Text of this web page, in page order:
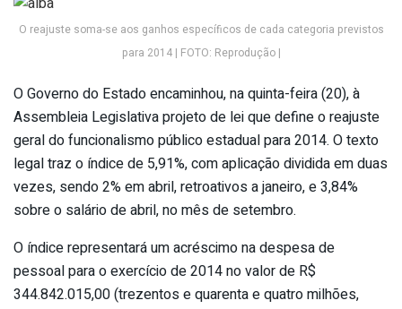
O reajuste soma-se aos ganhos específicos de cada categoria previstos
para 2014 | FOTO: Reprodução |
O Governo do Estado encaminhou, na quinta-feira (20), à
Assembleia Legislativa projeto de lei que define o reajuste
geral do funcionalismo público estadual para 2014. O texto
legal traz o índice de 5,91%, com aplicação dividida em duas
vezes, sendo 2% em abril, retroativos a janeiro, e 3,84%
sobre o salário de abril, no mês de setembro.
O índice representará um acréscimo na despesa de
pessoal para o exercício de 2014 no valor de R$
344.842.015,00 (trezentos e quarenta e quatro milhões,